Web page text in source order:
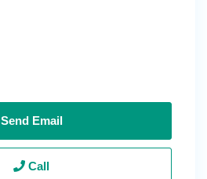
Send Email
Call